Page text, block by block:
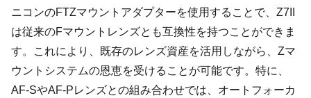
ニコンのFTZマウントアダプターを使用することで、Z7II
は従来のFマウントレンズとも互換性を持つことができま
す。これにより、既存のレンズ資産を活用しながら、Zマ
ウントシステムの恩恵を受けることが可能です。特に、
AF-SやAF-Pレンズとの組み合わせでは、オートフォーカ